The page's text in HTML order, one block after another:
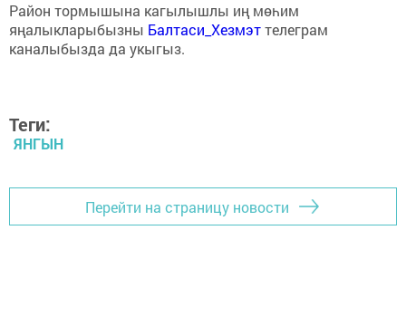
Район тормышына кагылышлы иң мөһим
яңалыкларыбызны Балтаси_Хезмэттелеграм
каналыбызда да укыгыз.
Теги:
ЯНГЫН
Перейти на страницу новости